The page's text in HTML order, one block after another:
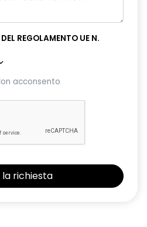
REGOLAMENTO UE N.
acconsento